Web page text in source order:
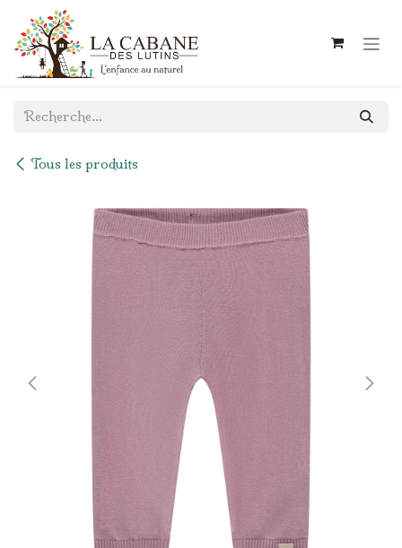
Se rendre au contenu
Tous les produits